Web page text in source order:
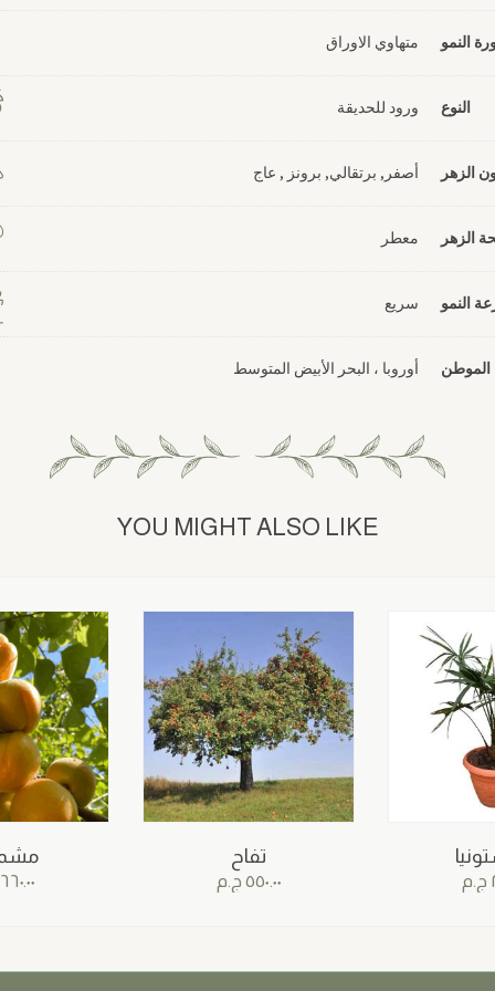
النمو متهاوي الاوراق
النوع ورود للحديقة
الزهر أصفر, برتقالي, برونز , عاج
الزهر معطر
النمو سريع
الموطن أوروبا ، البحر الأبيض المتوسط
YOU MIGHT ALSO LIKE
٦٦٠.٠٠
تفاح
٥٥٠.٠٠ ج.م ج.م